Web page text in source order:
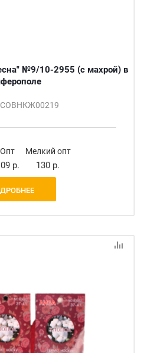
№9/10-2955 (с махрой) в
СОВНКЖ00219
Опт
р.
Мелкий опт
130 р.